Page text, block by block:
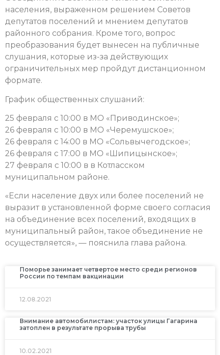
населения, выраженном решением Советов
депутатов поселений и мнением депутатов
районного собрания. Кроме того, вопрос
преобразования будет вынесен на публичные
слушания, которые из-за действующих
ограничительных мер пройдут дистанционном
формате.
График общественных слушаний:
25 февраля с 10:00 в МО «Приводинское»;
26 февраля с 10:00 в МО «Черемушское»;
26 февраля с 14:00 в МО «Сольвычегодское»;
26 февраля с 17:00 в МО «Шипицынское»;
27 февраля с 10:00 в в Котласском
муниципальном районе.
«Если население двух или более поселений не
выразит в установленной форме своего согласия
на объединение всех поселений, входящих в
муниципальный район, такое объединение не
осуществляется», — пояснила глава района.
Поморье занимает четвертое место среди регионов
России по темпам вакцинации
12.08.2021
Внимание автомобилистам: участок улицы Гагарина
затоплен в результате прорыва трубы
10.02.2021